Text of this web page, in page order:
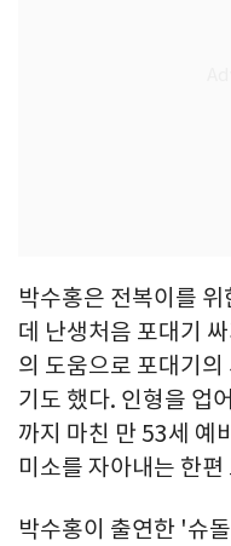
박수홍은 전복이를
데 난생처음 포대기
의 도움으로 포대기
기도 했다. 인형을 업
까지 마친 만 53세 예
미소를 자아내는 한
박수홍이 출연한 '슈